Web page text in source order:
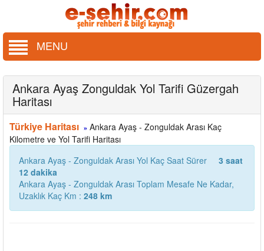
MENU
Ankara Ayaş Zonguldak Yol Tarifi Güzergah
Haritası
Türkiye Haritası » Ankara Ayaş - Zonguldak Arası Kaç
Kilometre ve Yol Tarifi Haritası
Ankara Ayaş - Zonguldak Arası Yol Kaç Saat Sürer
3 saat
12 dakika
Ankara Ayaş - Zonguldak Arası Toplam Mesafe Ne Kadar,
Uzaklık Kaç Km : 248 km